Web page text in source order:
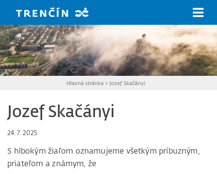
Hlavná stránka > Jozef Skačányi
Jozef Skačányi
24. 7. 2025
S hlbokým žiaľom oznamujeme všetkým príbuzným,
priateľom a známym, že